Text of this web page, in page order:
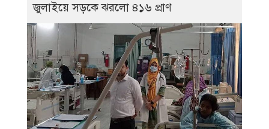
জুলাইয়ে সড়কে ঝরলো ৪১৬ প্রাণ